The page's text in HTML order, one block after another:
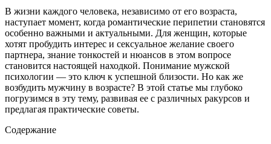
В жизни каждого человека, независимо от его возраста,
наступает момент, когда романтические перипетии становятся
особенно важными и актуальными. Для женщин, которые
хотят пробудить интерес и сексуальное желание своего
партнера, знание тонкостей и нюансов в этом вопросе
становится настоящей находкой. Понимание мужской
психологии — это ключ к успешной близости. Но как же
возбудить мужчину в возрасте? В этой статье мы глубоко
погрузимся в эту тему, развивая ее с различных ракурсов и
предлагая практические советы.
Содержание